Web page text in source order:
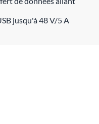
jusqu'à 48 V/5 A